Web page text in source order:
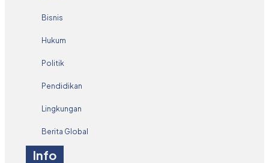
Bisnis
Hukum
Politik
Pendidikan
Lingkungan
Berita Global
Info